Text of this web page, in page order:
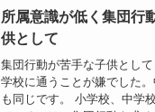
所属意識が低く集団行
供として
集団行動が苦手な子供とし
学校に通うことが嫌でした
も同じです。 小学校、中学